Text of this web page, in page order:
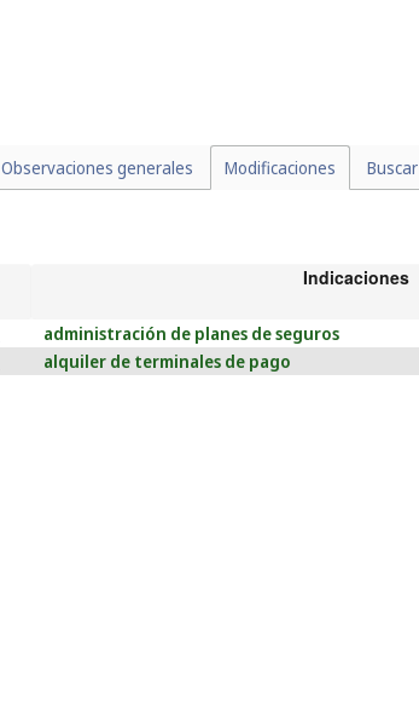
Observaciones generales Modificaciones Buscar
Indicaciones
administración de planes de seguros
alquiler de terminales de pago